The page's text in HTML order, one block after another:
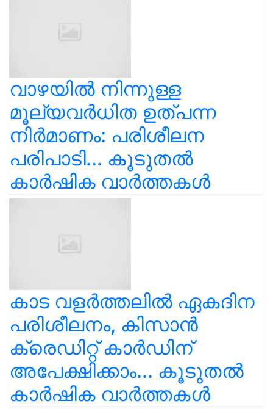
വാഴയിൽ നിന്നുള്ള
മൂല്യവർധിത ഉത്പന്ന
നിർമാണം: പരിശീലന
പരിപാടി... കൂടുതൽ
കാർഷിക വാർത്തകൾ
കാട വളര്‍ത്തലിൽ ഏകദിന
പരിശീലനം, കിസാൻ
ക്രെഡിറ്റ് കാർഡിന്
അപേക്ഷിക്കാം... കൂടുതൽ
കാർഷിക വാർത്തകൾ